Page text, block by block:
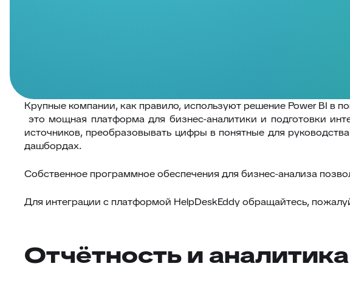
Крупные компании, как правило, используют решение Power BI в
это мощная платформа для бизнес-аналитики и подготовки
источников, преобразовывать цифры в понятные для
дашбордах.
Собственное программное обеспечения для бизнес-анализа
Для интеграции с платформой HelpDeskEddy обращайтесь,
Отчётность и аналитика